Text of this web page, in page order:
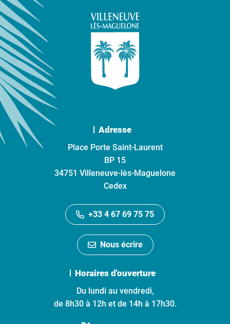
Adresse
Place Porte Saint-Laurent
BP 15
34751 Villeneuve-lès-Maguelone
Cedex
+33 4 67 69 75 75
Nous écrire
Horaires d'ouverture
Du lundi au vendredi,
de 8h30 à 12h et de 14h à 17h30.